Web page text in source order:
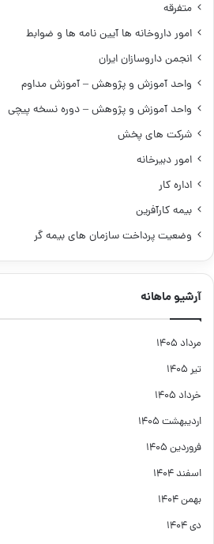
متفرقه
امور داروخانه ها آیین نامه ها و ضوابط
انجمن داروسازان ایران
واحد آموزش و پژوهش – آموزش مداوم
واحد آموزش و پژوهش – دوره نسخه پیچی
شرکت های پخش
امور دبیرخانه
اداره کار
بیمه کارآفرین
وضعیت پرداخت سازمان های بیمه گر
آرشیو ماهانه
مرداد ۱۴۰۵
تیر ۱۴۰۵
خرداد ۱۴۰۵
اردیبهشت ۱۴۰۵
فروردین ۱۴۰۵
اسفند ۱۴۰۴
بهمن ۱۴۰۴
دی ۱۴۰۴